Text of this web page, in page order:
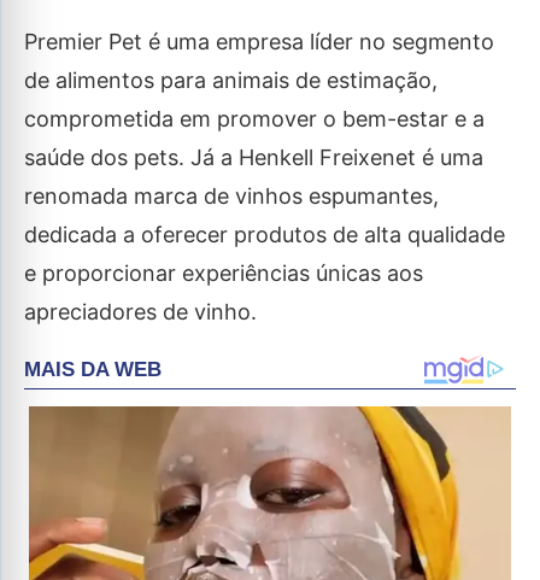
Premier Pet é uma empresa líder no segmento
de alimentos para animais de estimação,
comprometida em promover o bem-estar e a
saúde dos pets. Já a Henkell Freixenet é uma
renomada marca de vinhos espumantes,
dedicada a oferecer produtos de alta qualidade
e proporcionar experiências únicas aos
apreciadores de vinho.